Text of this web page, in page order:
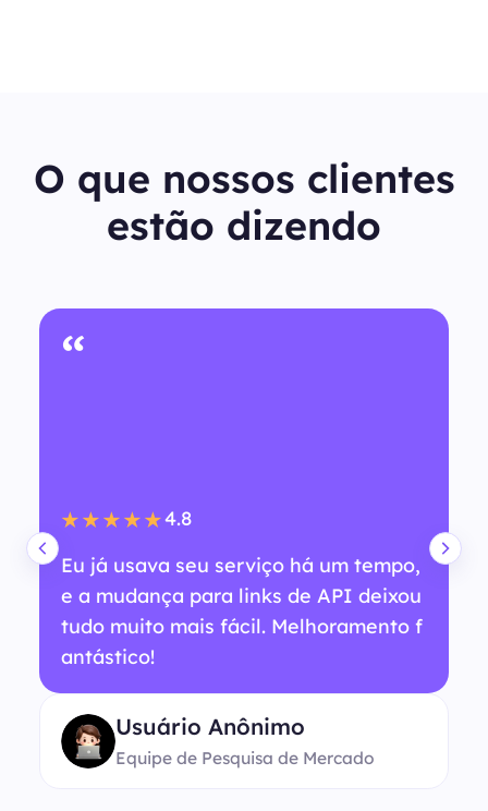
O que nossos clientes
estão dizendo
“
★★★★★4.8
Eu já usava seu serviço há um tempo,
e a mudança para links de API deixou
tudo muito mais fácil. Melhoramento f
antástico!
Usuário Anônimo
Equipe de Pesquisa de Mercado